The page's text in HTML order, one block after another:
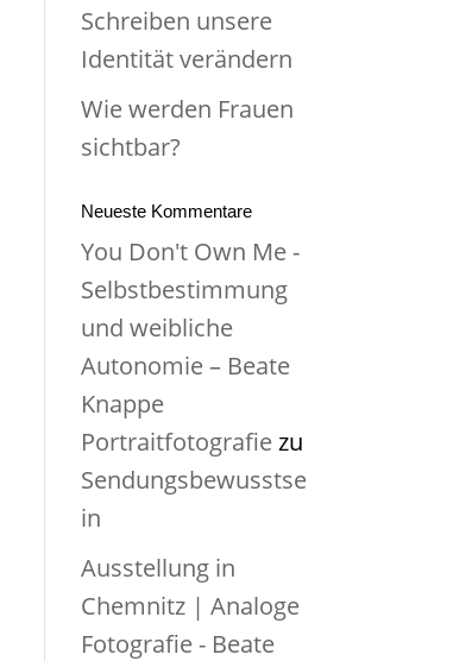
Schreiben unsere
Identität verändern
Wie werden Frauen
sichtbar?
Neueste Kommentare
You Don't Own Me -
Selbstbestimmung
und weibliche
Autonomie – Beate
Knappe
Portraitfotografiezu
Sendungsbewusstse
in
Ausstellung in
Chemnitz | Analoge
Fotografie - Beate